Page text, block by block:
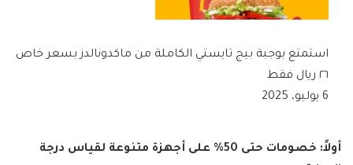
استمتع بوجبة بيج تايستي الكاملة من ماكدونالدز بسعر خاص
٢٦ ريال فقط
6 يوليو، 2025
أولاً: خصومات حتى 50% على أجهزة متنوعة لقياس درجة